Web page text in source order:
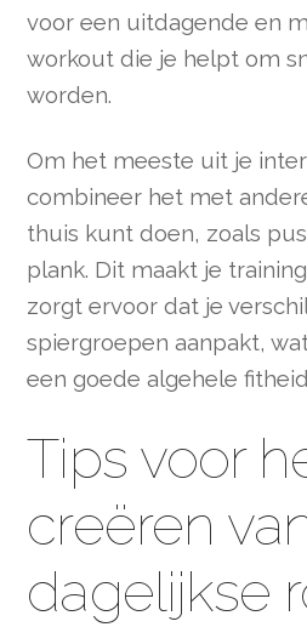
voor een uitdagende en
workout die je helpt om
worden.
Om het meeste uit je
combineer het met
thuis kunt doen, zoals
plank. Dit maakt je
zorgt ervoor dat je
spiergroepen aanpakt,
een goede algehele
Tips voor
creëren
dagelijkse